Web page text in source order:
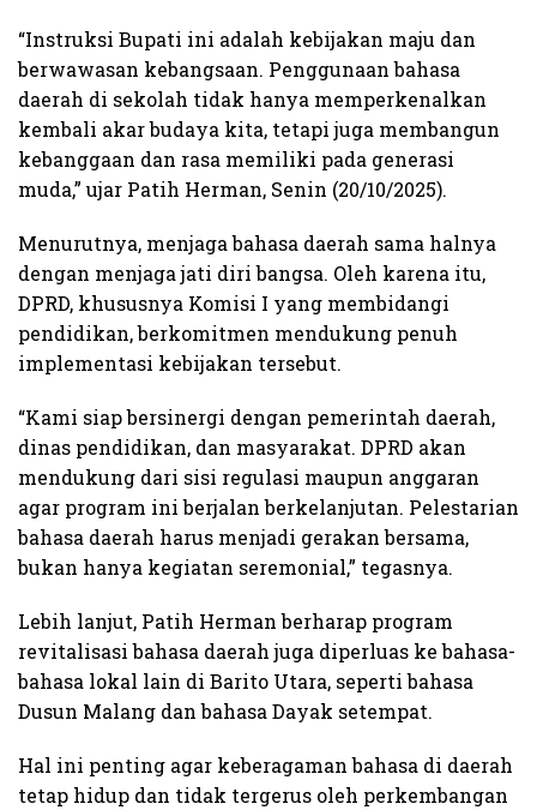
“Instruksi Bupati ini adalah kebijakan maju dan
berwawasan kebangsaan. Penggunaan bahasa
daerah di sekolah tidak hanya memperkenalkan
kembali akar budaya kita, tetapi juga membangun
kebanggaan dan rasa memiliki pada generasi
muda,” ujar Patih Herman, Senin (20/10/2025).
Menurutnya, menjaga bahasa daerah sama halnya
dengan menjaga jati diri bangsa. Oleh karena itu,
DPRD, khususnya Komisi I yang membidangi
pendidikan, berkomitmen mendukung penuh
implementasi kebijakan tersebut.
“Kami siap bersinergi dengan pemerintah daerah,
dinas pendidikan, dan masyarakat. DPRD akan
mendukung dari sisi regulasi maupun anggaran
agar program ini berjalan berkelanjutan. Pelestarian
bahasa daerah harus menjadi gerakan bersama,
bukan hanya kegiatan seremonial,” tegasnya.
Lebih lanjut, Patih Herman berharap program
revitalisasi bahasa daerah juga diperluas ke bahasa-
bahasa lokal lain di Barito Utara, seperti bahasa
Dusun Malang dan bahasa Dayak setempat.
Hal ini penting agar keberagaman bahasa di daerah
tetap hidup dan tidak tergerus oleh perkembangan